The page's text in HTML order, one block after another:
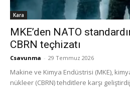
Kara
MKE’den NATO
CBRN teçhizatı
Csavunma - 29 Temmuz 2026
Makine ve Kimya Endüstrisi (MKE),
nükleer (CBRN) tehditlere karşı